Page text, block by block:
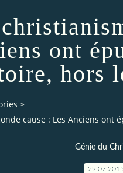
ont
hors
>
cause : Les Anciens ont
Génie du
29.07.2015